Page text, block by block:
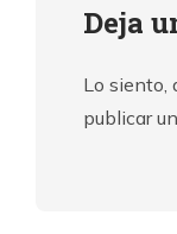
Deja
Lo siento,
publicar